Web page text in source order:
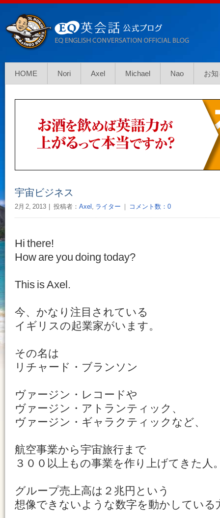
HOME Nori Axel Michael Nao お
宇宙ビジネス
2月 2, 2013 投稿者：Axel , ライター ｜ コメント数：0
Hi there!
How are you doing today?
This is Axel.
今、かなり注目されている
イギリスの起業家がいます。
その名は
リチャード・ブランソン
ヴァージン・レコードや
ヴァージン・アトランティック、
ヴァージン・ギャラクティックなど、
航空事業から宇宙旅行まで
３００以上もの事業を作り上げてきた人
グループ売上高は２兆円という
想像できないような数字を動かしている